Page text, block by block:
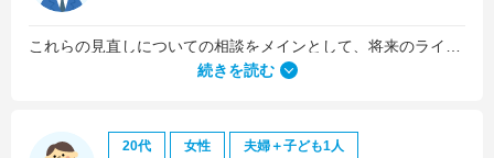
続きを読む
20代 女性 夫婦＋子ども1人